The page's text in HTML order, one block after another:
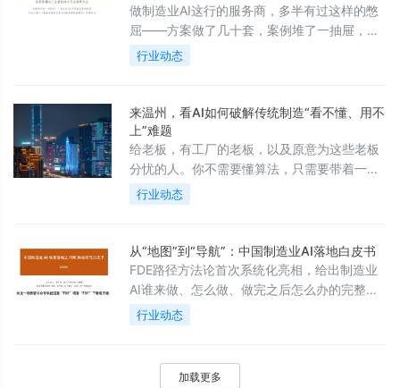
做制造业AI这行的服务商，多半有过这样的憋
屈——方案做了几十套，案例堆了一抽屉，可
老板们看见的，永远只有PPT上那三页。
行业动态
来温州，看AI如何破解传统制造“看不懂、用不
上”难题
给老板，有工厂的老板，以及原意为这些老板
分忧的人。你不需要懂算法，只需要带着一个
问题来：我的工厂，哪里还能再挤出水来？三
张行业智能体价值链图谱会告诉你，同行已经
了多少坑。 给数字化负责人。你需要的不是又
一场PPT洗脑，而是一套能跟老板交代、能跟
服务商对齐的语言。
行业动态
从“地图”到“导航”：中国制造业AI落地白皮书
FDE路径方法论首次系统化亮相，给出制造业
AI谁来做、怎么做、做完之后怎么办的完整答
案行业动态
加载更多